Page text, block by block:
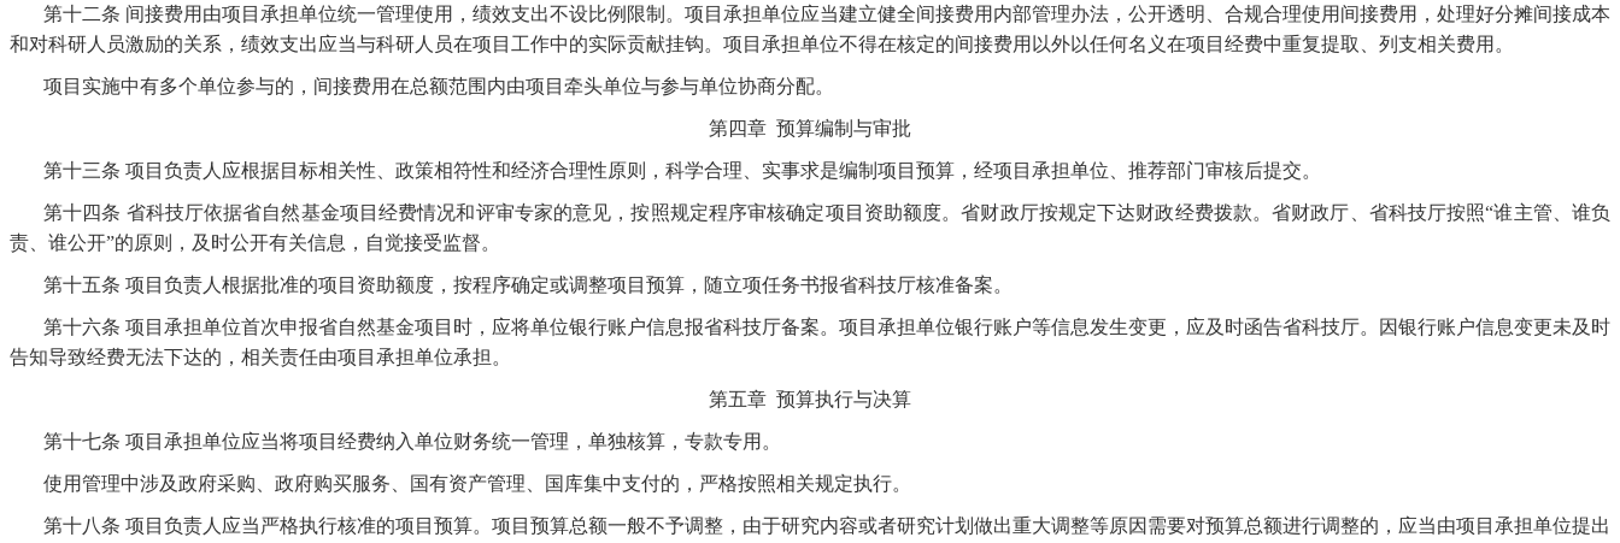
第十二条 间接费用由项目承担单位统一管理使用，绩效支出不设比例限制。项目承担单位应当建立健全间接费用内部管理办法，公开透明、合规合理使用间接费用，处理好分摊间接成本
和对科研人员激励的关系，绩效支出应当与科研人员在项目工作中的实际贡献挂钩。项目承担单位不得在核定的间接费用以外以任何名义在项目经费中重复提取、列支相关费用。
项目实施中有多个单位参与的，间接费用在总额范围内由项目牵头单位与参与单位协商分配。
第四章 预算编制与审批
第十三条 项目负责人应根据目标相关性、政策相符性和经济合理性原则，科学合理、实事求是编制项目预算，经项目承担单位、推荐部门审核后提交。
第十四条 省科技厅依据省自然基金项目经费情况和评审专家的意见，按照规定程序审核确定项目资助额度。省财政厅按规定下达财政经费拨款。省财政厅、省科技厅按照“谁主管、谁负
责、谁公开”的原则，及时公开有关信息，自觉接受监督。
第十五条 项目负责人根据批准的项目资助额度，按程序确定或调整项目预算，随立项任务书报省科技厅核准备案。
第十六条 项目承担单位首次申报省自然基金项目时，应将单位银行账户信息报省科技厅备案。项目承担单位银行账户等信息发生变更，应及时函告省科技厅。因银行账户信息变更未及时
告知导致经费无法下达的，相关责任由项目承担单位承担。
第五章 预算执行与决算
第十七条 项目承担单位应当将项目经费纳入单位财务统一管理，单独核算，专款专用。
使用管理中涉及政府采购、政府购买服务、国有资产管理、国库集中支付的，严格按照相关规定执行。
第十八条 项目负责人应当严格执行核准的项目预算。项目预算总额一般不予调整，由于研究内容或者研究计划做出重大调整等原因需要对预算总额进行调整的，应当由项目承担单位提出